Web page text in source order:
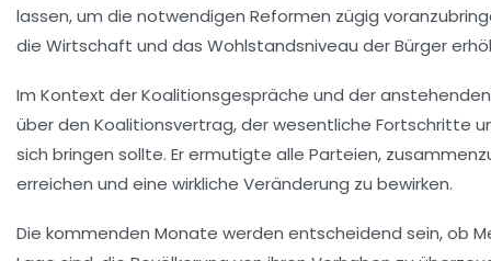
lassen, um die notwendigen Reformen zügig
die Wirtschaft und das Wohlstandsniveau der Bürger
Im Kontext der Koalitionsgespräche und der
über den Koalitionsvertrag, der wesentliche Fortschritte
sich bringen sollte. Er ermutigte alle Parteien,
erreichen und eine wirkliche Veränderung zu bewirken.
Die kommenden Monate werden entscheidend sein, ob